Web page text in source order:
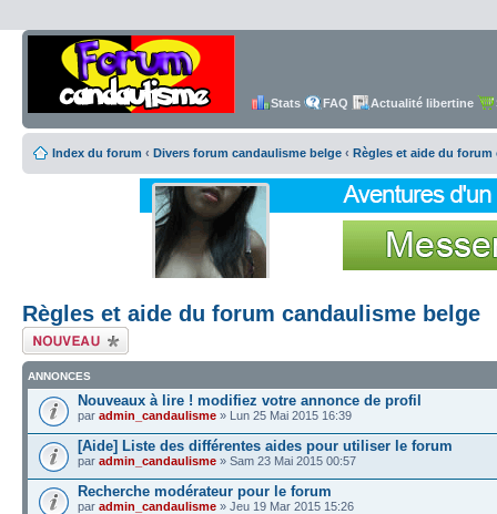
Stats FAQ Actualité libertine
Index du forum ‹ Divers forum candaulisme belge ‹ Règles et aide du forum
Règles et aide du forum candaulisme belge
Écrire un nouveau
sujet
ANNONCES
Nouveaux à lire ! modifiez votre annonce de profil
par admin_candaulisme » Lun 25 Mai 2015 16:39
[Aide] Liste des différentes aides pour utiliser le forum
par admin_candaulisme » Sam 23 Mai 2015 00:57
Recherche modérateur pour le forum
par admin_candaulisme » Jeu 19 Mar 2015 15:26